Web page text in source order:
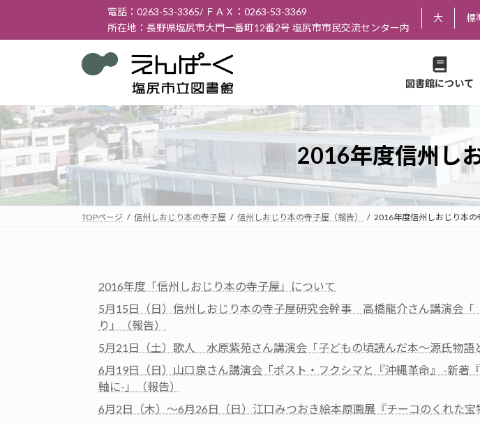
テ
ス
キ
ッ
ゲ
ン
に
移
電話：0263-53-3365/ ＦＡＸ：0263-53-3369
所在地：長野県塩尻市大門一番町12番2号 塩尻市市民交流センター内
大 標
図書館について
2016年度信州し
TOPページ 信州しおじり本の寺子屋 信州しおじり本の寺子屋（報告） 2016年度信州しおじり本の
2016年度「信州しおじり本の寺子屋」について
5月15日（日）信州しおじり本の寺子屋研究会幹事 高橋龍介さん講演会「
り」（報告）
5月21日（土）歌人 水原紫苑さん講演会「子どもの頃読んだ本～源氏物語
6月19日（日）山口泉さん講演会「ポスト・フクシマと『沖縄革命』 -新著
軸に-」（報告）
6月2日（木）～6月26日（日）江口みつおき絵本原画展『チーコのくれた宝